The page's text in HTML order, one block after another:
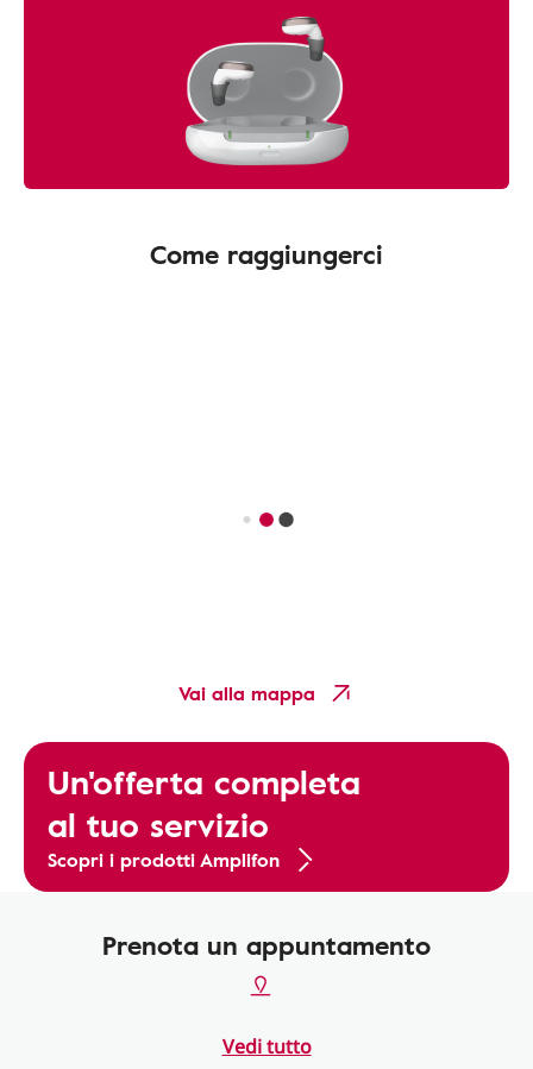
Come raggiungerci
Vai alla mappa
Un'offerta completa
al tuo servizio
Scopri i prodotti Amplifon
Prenota un appuntamento
Vedi tutto